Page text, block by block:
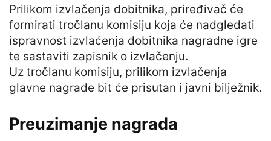
Prilikom izvlačenja dobitnika, priređivač će
formirati tročlanu komisiju koja će nadgledati
ispravnost izvlaćenja dobitnika nagradne igre
te sastaviti zapisnik o izvlačenju.
Uz tročlanu komisiju, prilikom izvlačenja
glavne nagrade bit će prisutan i javni bilježnik.
Preuzimanje nagrada